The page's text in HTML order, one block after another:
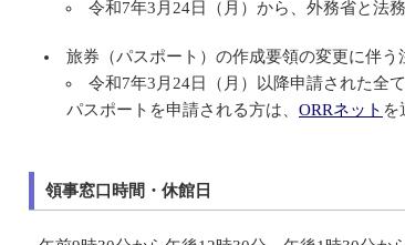
令和7年3月24日（月）から、外務省と法
旅券（パスポート）の作成要領の変更に伴う
令和7年3月24日（月）以降申請された全
パスポートを申請される方は、 ORRネット を
領事窓口時間・休館日